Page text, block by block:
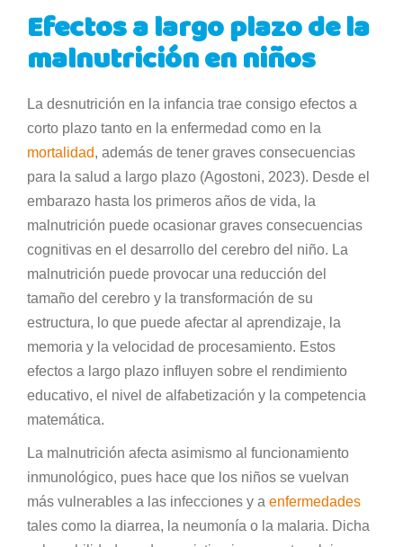
Efectos a largo plazo de la
malnutrición en niños
La desnutrición en la infancia trae consigo efectos a
corto plazo tanto en la enfermedad como en la
mortalidad, además de tener graves consecuencias
para la salud a largo plazo (Agostoni, 2023). Desde el
embarazo hasta los primeros años de vida, la
malnutrición puede ocasionar graves consecuencias
cognitivas en el desarrollo del cerebro del niño. La
malnutrición puede provocar una reducción del
tamaño del cerebro y la transformación de su
estructura, lo que puede afectar al aprendizaje, la
memoria y la velocidad de procesamiento. Estos
efectos a largo plazo influyen sobre el rendimiento
educativo, el nivel de alfabetización y la competencia
matemática.
La malnutrición afecta asimismo al funcionamiento
inmunológico, pues hace que los niños se vuelvan
más vulnerables a las infecciones y a enfermedades
tales como la diarrea, la neumonía o la malaria. Dicha